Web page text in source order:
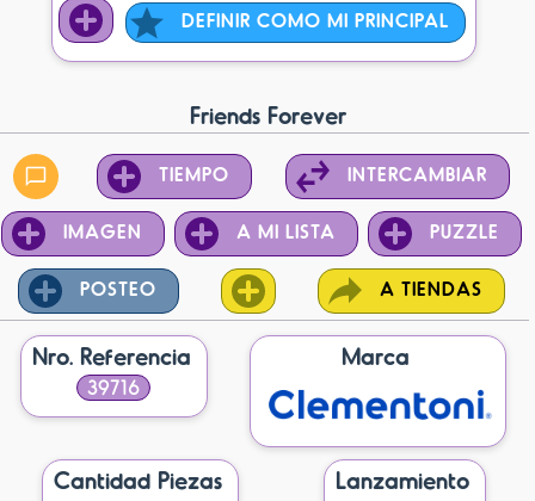
DEFINIR COMO MI PRINCIPAL
Friends Forever
TIEMPO INTERCAMBIAR
IMAGEN A MI LISTA PUZZLE
POSTEO A TIENDAS
Nro. Referencia
39716
Marca
Cantidad Piezas Lanzamiento